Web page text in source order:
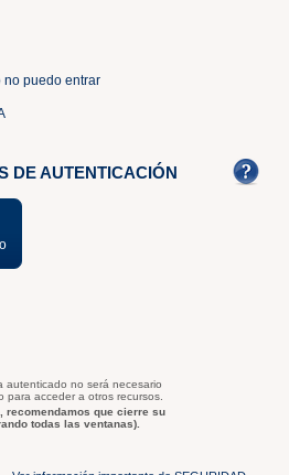
no puedo entrar
DE AUTENTICACIÓN
autenticado no será necesario
para acceder a otros recursos.
recomendamos que cierre su
todas las ventanas).